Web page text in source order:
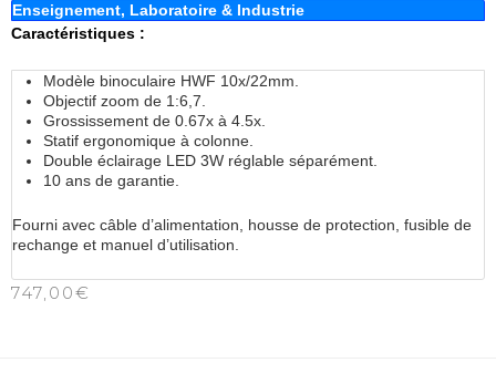
Enseignement, Laboratoire & Industrie
Caractéristiques :
Modèle binoculaire HWF 10x/22mm.
Objectif zoom de 1:6,7.
Grossissement de 0.67x à 4.5x.
Statif ergonomique à colonne.
Double éclairage LED 3W réglable séparément.
10 ans de garantie.
Fourni avec câble d’alimentation, housse de protection, fusible de
rechange et manuel d’utilisation.
747,00€